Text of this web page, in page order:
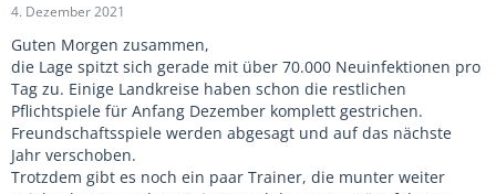
4. Dezember 2021
Guten Morgen zusammen,
die Lage spitzt sich gerade mit über 70.000 Neuinfektionen pro
Tag zu. Einige Landkreise haben schon die restlichen
Pflichtspiele für Anfang Dezember komplett gestrichen.
Freundschaftsspiele werden abgesagt und auf das nächste
Jahr verschoben.
Trotzdem gibt es noch ein paar Trainer, die munter weiter